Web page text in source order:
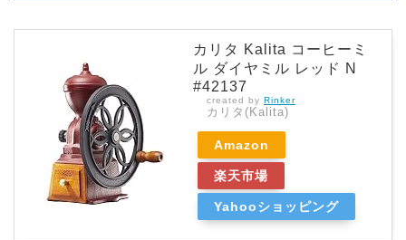
カリタ Kalita コーヒーミ
ル ダイヤミル レッド N
#42137
created by Rinker
カリタ(Kalita)
Amazon
楽天市場
Yahooショッピング